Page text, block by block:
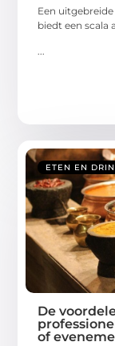
Een
biedt een scala
...
ETEN EN
De
of